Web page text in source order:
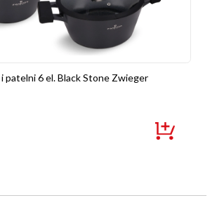
patelni 6 el. Black Stone Zwieger